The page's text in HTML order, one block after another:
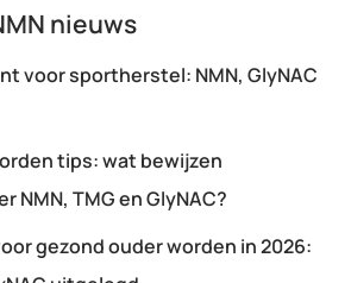
nieuws
voor sportherstel: NMN, GlyNAC
tips: wat bewijzen
NMN, TMG en GlyNAC?
gezond ouder worden in 2026: